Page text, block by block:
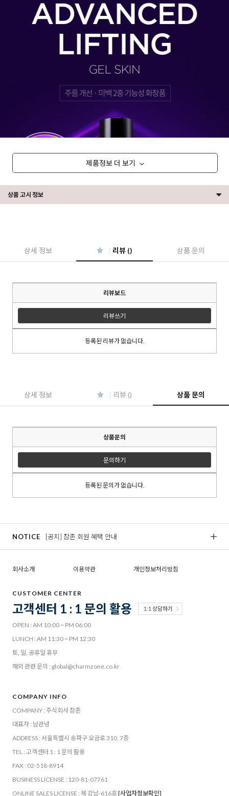
이코 라이프 하
제품정보 더 보기
상품 고시 정보
상세 정보 리뷰 () 상품 문의
리뷰보드
리뷰쓰기
등록된 리뷰가 없습니다.
상세 정보 리뷰 () 상품 문의
상품문의
문의하기
등록된 문의가 없습니다.
NOTICE [공지] 참존 회원 혜택 안내
회사소개 이용약관 개인정보처리방침
CUSTOMER CENTER
고객센터 1 : 1 문의 활용 1:1 상담하기
OPEN : AM 10:00 ~ PM 06:00
LUNCH : AM 11:30 ~ PM 12:30
토, 일, 공휴일 휴무
해외 관련 문의 : global@charmzone.co.kr
COMPANY INFO
COMPANY : 주식회사 참존
대표자 : 남관녕
ADDRESS : 서울특별시 송파구 오금로 310, 7층
TEL : 고객센터 1 : 1 문의 활용
FAX : 02-518-8914
BUSINESS LICENSE : 120-81-07761
ONLINE SALES LICENSE : 제 강남-616호[사업자정보확인]